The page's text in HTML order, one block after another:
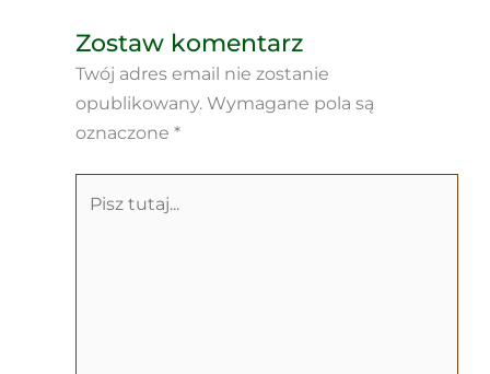
Zostaw komentarz
Twój adres email nie zostanie
opublikowany. Wymagane pola są
oznaczone *
tutaj...